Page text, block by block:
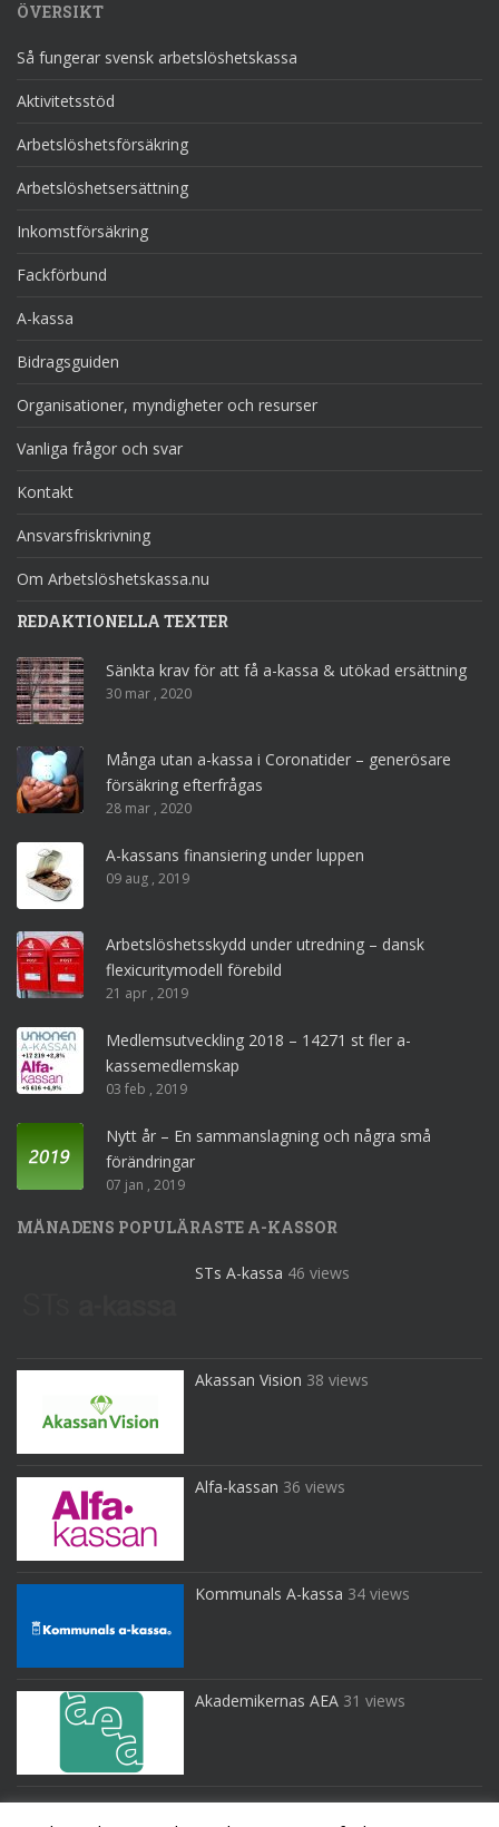
ÖVERSIKT
Så fungerar svensk arbetslöshetskassa
Aktivitetsstöd
Arbetslöshetsförsäkring
Arbetslöshetsersättning
Inkomstförsäkring
Fackförbund
A-kassa
Bidragsguiden
Organisationer, myndigheter och resurser
Vanliga frågor och svar
Kontakt
Ansvarsfriskrivning
Om Arbetslöshetskassa.nu
REDAKTIONELLA TEXTER
Sänkta krav för att få a-kassa & utökad ersättning
30 mar , 2020
Många utan a-kassa i Coronatider – generösare
försäkring efterfrågas
28 mar , 2020
A-kassans finansiering under luppen
09 aug , 2019
Arbetslöshetsskydd under utredning – dansk
flexicuritymodell förebild
21 apr , 2019
Medlemsutveckling 2018 – 14271 st fler a-
kassemedlemskap
03 feb , 2019
Nytt år – En sammanslagning och några små
förändringar
07 jan , 2019
MÅNADENS POPULÄRASTE A-KASSOR
STs A-kassa 46 views
Akassan Vision 38 views
Alfa-kassan 36 views
Kommunals A-kassa 34 views
Akademikernas AEA 31 views